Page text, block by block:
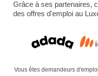
Grâce à ses partenaires,
des offres d'emploi au
Vous êtes demandeurs d'emploi